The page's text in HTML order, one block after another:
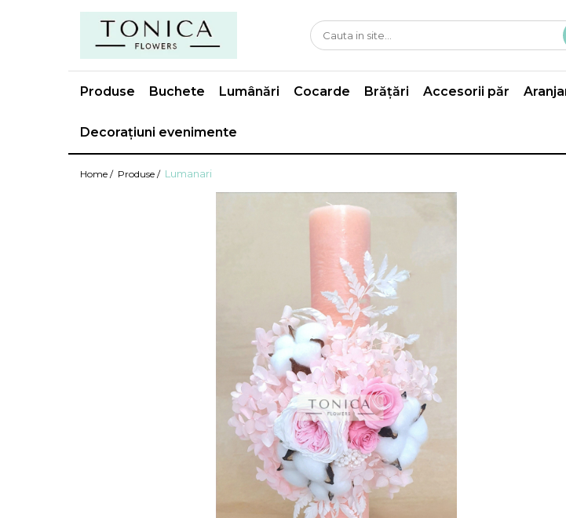
Produse Buchete Lumânări Cocarde Brățări Accesorii păr
Decorațiuni evenimente
Home / Produse / Lumanari